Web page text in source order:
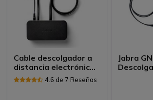
Cable descolgador a
distancia electrónico
Jabra para teléfonos
Alcatel-Lucent serie S
4.6 de 7 Reseñas
Jabra